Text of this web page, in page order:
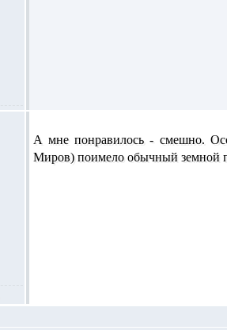
А мне понравилось - смешно.
Миров) поимело обычный земной